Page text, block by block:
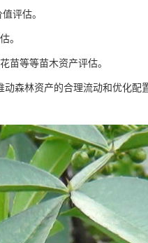
评估。
。
苗等等苗木资产评估。
森林资产的合理流动和优化配